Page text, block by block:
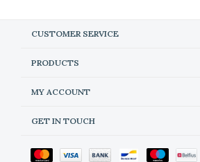
CUSTOMER SERVICE
PRODUCTS
MY ACCOUNT
GET IN TOUCH